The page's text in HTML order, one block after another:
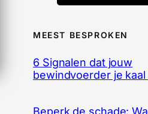
MEEST BESPROKEN
6 Signalen dat jouw
bewindvoerder je
Beperk de schade: